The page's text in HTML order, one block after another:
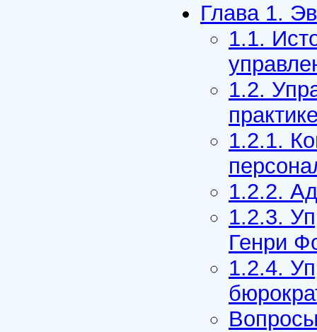
Глава 1.
1.1.
1.2.
1.2.1.
1.2.2.
1.2.3.
Генри
1.2.4.